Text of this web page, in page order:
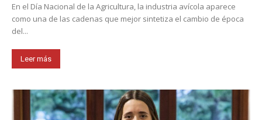
En el Día Nacional de la Agricultura, la industria avícola aparece
como una de las cadenas que mejor sintetiza el cambio de época
del...
Leer más